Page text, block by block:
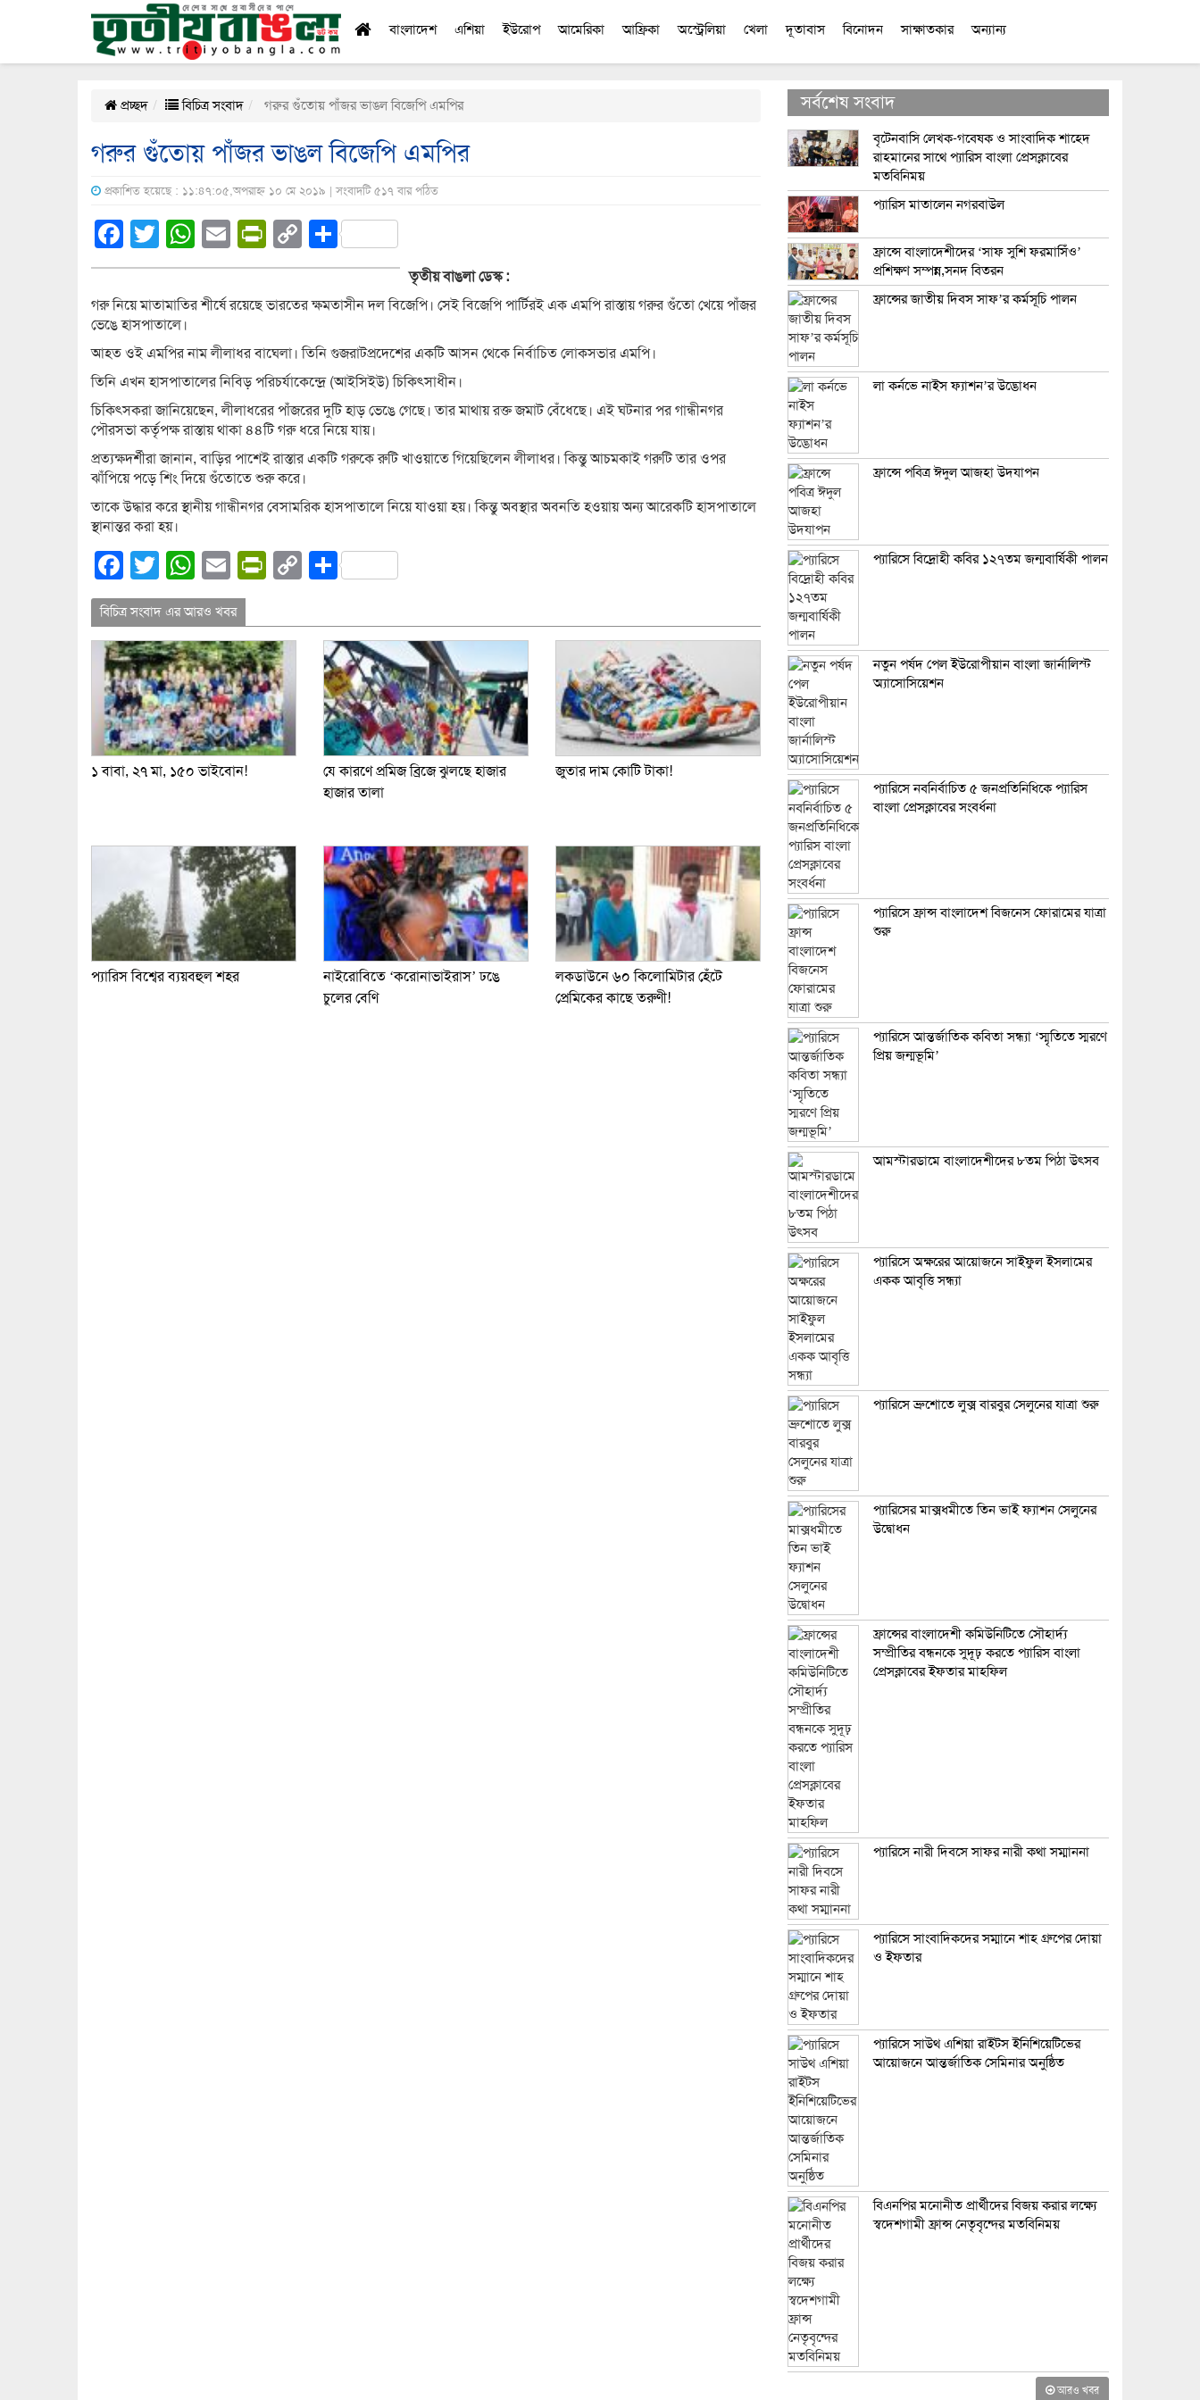
বাংলাদেশ এশিয়া ইউরোপ আমেরিকা আফ্রিকা অস্ট্রেলিয়া খেলা দূতাবাস বিনোদন সাক্ষাতকার অন্যান্য
প্রচ্ছদ বিচিত্র সংবাদ গরুর গুঁতোয় পাঁজর ভাঙল বিজেপি এমপির
গরুর গুঁতোয় পাঁজর ভাঙল বিজেপি এমপির
প্রকাশিত হয়েছে : ১১:৪৭:০৫,অপরাহ্ন ১০ মে ২০১৯ | সংবাদটি ৫১৭ বার পঠিত
Facebook
Twitter
WhatsApp
EmailPrintFriendly
Copy
Link
Share
তৃতীয় বাঙলা ডেস্ক :
গরু নিয়ে মাতামাতির শীর্ষে রয়েছে ভারতের ক্ষমতাসীন দল বিজেপি। সেই বিজেপি পার্টিরই এক এমপি রাস্তায় গরুর গুঁতো খেয়ে পাঁজর
ভেঙে হাসপাতালে।
আহত ওই এমপির নাম লীলাধর বাঘেলা। তিনি গুজরাটপ্রদেশের একটি আসন থেকে নির্বাচিত লোকসভার এমপি।
তিনি এখন হাসপাতালের নিবিড় পরিচর্যাকেন্দ্রে (আইসিইউ) চিকিৎসাধীন।
চিকিৎসকরা জানিয়েছেন, লীলাধরের পাঁজরের দুটি হাড় ভেঙে গেছে। তার মাথায় রক্ত জমাট বেঁধেছে। এই ঘটনার পর গান্ধীনগর
পৌরসভা কর্তৃপক্ষ রাস্তায় থাকা ৪৪টি গরু ধরে নিয়ে যায়।
প্রত্যক্ষদর্শীরা জানান, বাড়ির পাশেই রাস্তার একটি গরুকে রুটি খাওয়াতে গিয়েছিলেন লীলাধর। কিন্তু আচমকাই গরুটি তার ওপর
ঝাঁপিয়ে পড়ে শিং দিয়ে গুঁতোতে শুরু করে।
তাকে উদ্ধার করে স্থানীয় গান্ধীনগর বেসামরিক হাসপাতালে নিয়ে যাওয়া হয়। কিন্তু অবস্থার অবনতি হওয়ায় অন্য আরেকটি হাসপাতালে
স্থানান্তর করা হয়।
Facebook
Twitter
WhatsApp
EmailPrintFriendly
CopyShare
বিচিত্র সংবাদ এর আরও খবর
১ বাবা, ২৭ মা, ১৫০ ভাইবোন!
যে কারণে প্রমিজ ব্রিজে ঝুলছে হাজার
হাজার তালা
জুতার দাম কোটি টাকা!
প্যারিস বিশ্বের ব্যয়বহুল শহর
নাইরোবিতে ‘করোনাভাইরাস’ ঢঙে
চুলের বেণি
লকডাউনে ৬০ কিলোমিটার হেঁটে
প্রেমিকের কাছে তরুণী!
সর্বশেষ সংবাদ
বৃটেনবাসি লেখক-গবেষক ও সাংবাদিক শাহেদ
রাহমানের সাথে প্যারিস বাংলা প্রেসক্লাবের
মতবিনিময়
প্যারিস মাতালেন নগরবাউল
ফ্রান্সে বাংলাদেশীদের ‘সাফ সুশি ফরমাসিঁও’
প্রশিক্ষণ সম্পন্ন,সনদ বিতরন
ফ্রান্সের জাতীয় দিবস সাফ’র কর্মসূচি পালন
লা কর্নভে নাইস ফ্যাশন’র উদ্ভোধন
ফ্রান্সে পবিত্র ঈদুল আজহা উদযাপন
প্যারিসে বিদ্রোহী কবির ১২৭তম জন্মবার্ষিকী পালন
নতুন পর্ষদ পেল ইউরোপীয়ান বাংলা জার্নালিস্ট
অ্যাসোসিয়েশন
প্যারিসে নবনির্বাচিত ৫ জনপ্রতিনিধিকে প্যারিস
বাংলা প্রেসক্লাবের সংবর্ধনা
প্যারিসে ফ্রান্স বাংলাদেশ বিজনেস ফোরামের যাত্রা
শুরু
প্যারিসে আন্তর্জাতিক কবিতা সন্ধ্যা ‘স্মৃতিতে স্মরণে
প্রিয় জন্মভূমি’
আমস্টারডামে বাংলাদেশীদের ৮তম পিঠা উৎসব
প্যারিসে অক্ষরের আয়োজনে সাইফুল ইসলামের
একক আবৃত্তি সন্ধ্যা
প্যারিসে ব্রুশোতে লুক্স বারবুর সেলুনের যাত্রা শুরু
প্যারিসের মাক্সধমীতে তিন ভাই ফ্যাশন সেলুনের
উদ্বোধন
ফ্রান্সের বাংলাদেশী কমিউনিটিতে সৌহার্দ্য
সম্প্রীতির বন্ধনকে সুদূঢ় করতে প্যারিস বাংলা
প্রেসক্লাবের ইফতার মাহফিল
প্যারিসে নারী দিবসে সাফর নারী কথা সম্মাননা
প্যারিসে সাংবাদিকদের সম্মানে শাহ গ্রুপের দোয়া
ও ইফতার
প্যারিসে সাউথ এশিয়া রাইটস ইনিশিয়েটিভের
আয়োজনে আন্তর্জাতিক সেমিনার অনুষ্ঠিত
বিএনপির মনোনীত প্রার্থীদের বিজয় করার লক্ষ্যে
স্বদেশগামী ফ্রান্স নেতৃবৃন্দের মতবিনিময়
আরও খবর